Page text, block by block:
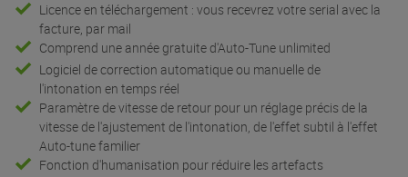
Licence en téléchargement : vous recevrez votre serial avec la
facture, par mail
Comprend une année gratuite d'Auto-Tune unlimited
Logiciel de correction automatique ou manuelle de
l'intonation en temps réel
Paramètre de vitesse de retour pour un réglage précis de la
vitesse de l'ajustement de l'intonation, de l'effet subtil à l'effet
Auto-tune familier
Fonction d'humanisation pour réduire les artefacts